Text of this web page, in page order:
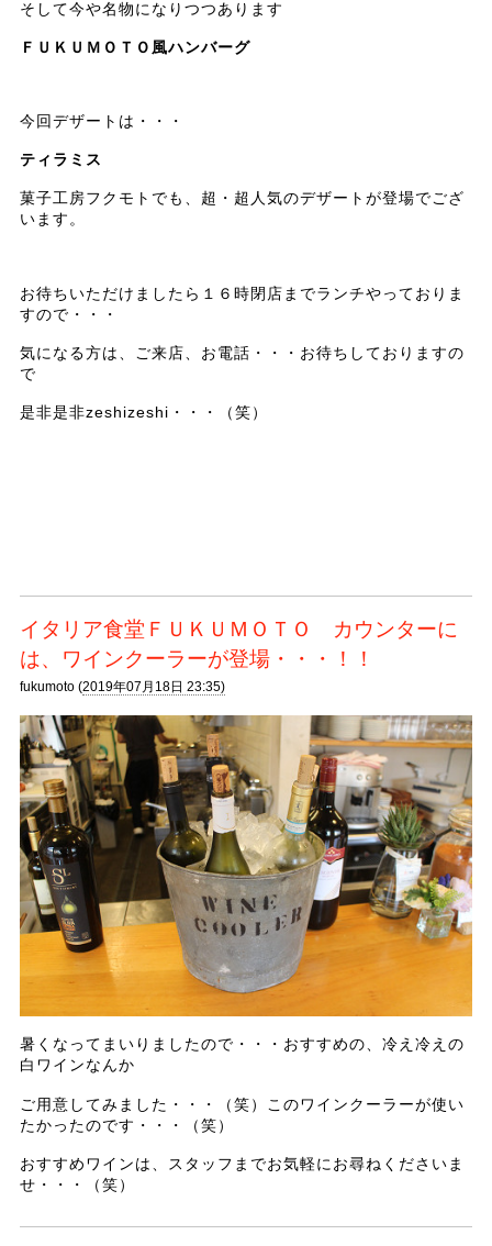
そして今や名物になりつつあります
ＦＵＫＵＭＯＴＯ風ハンバーグ
今回デザートは・・・
ティラミス
菓子工房フクモトでも、超・超人気のデザートが登場でござ
います。
お待ちいただけましたら１６時閉店までランチやっておりま
すので・・・
気になる方は、ご来店、お電話・・・お待ちしておりますの
で
是非是非zeshizeshi・・・（笑）
イタリア食堂ＦＵＫＵＭＯＴＯ カウンターに
は、ワインクーラーが登場・・・！！
fukumoto (2019年07月18日 23:35)
暑くなってまいりましたので・・・おすすめの、冷え冷えの
白ワインなんか
ご用意してみました・・・（笑）このワインクーラーが使い
たかったのです・・・（笑）
おすすめワインは、スタッフまでお気軽にお尋ねくださいま
せ・・・（笑）